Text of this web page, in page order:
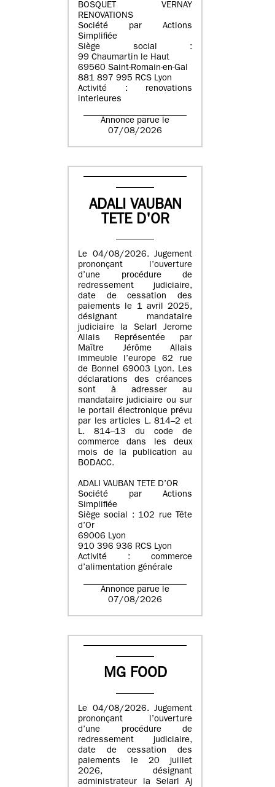
BOSQUET VERNAY
RENOVATIONS
Société par Actions
Simplifiée
Siège social :
99 Chaumartin le Haut
69560 Saint-Romain-en-Gal
881 897 995 RCS Lyon
Activité : renovations
interieures
Annonce parue le
07/08/2026
ADALI VAUBAN
TETE D'OR
Le 04/08/2026. Jugement
prononçant l’ouverture
d’une procédure de
redressement judiciaire,
date de cessation des
paiements le 1 avril 2025,
désignant mandataire
judiciaire la Selarl Jerome
Allais Représentée par
Maître Jérôme Allais
immeuble l’europe 62 rue
de Bonnel 69003 Lyon. Les
déclarations des créances
sont à adresser au
mandataire judiciaire ou sur
le portail électronique prévu
par les articles L. 814–2 et
L. 814–13 du code de
commerce dans les deux
mois de la publication au
BODACC.
ADALI VAUBAN TETE D’OR
Société par Actions
Simplifiée
Siège social : 102 rue Tête
d’Or
69006 Lyon
910 396 936 RCS Lyon
Activité : commerce
d’alimentation générale
Annonce parue le
07/08/2026
MG FOOD
Le 04/08/2026. Jugement
prononçant l’ouverture
d’une procédure de
redressement judiciaire,
date de cessation des
paiements le 20 juillet
2026, désignant
administrateur la Selarl Aj